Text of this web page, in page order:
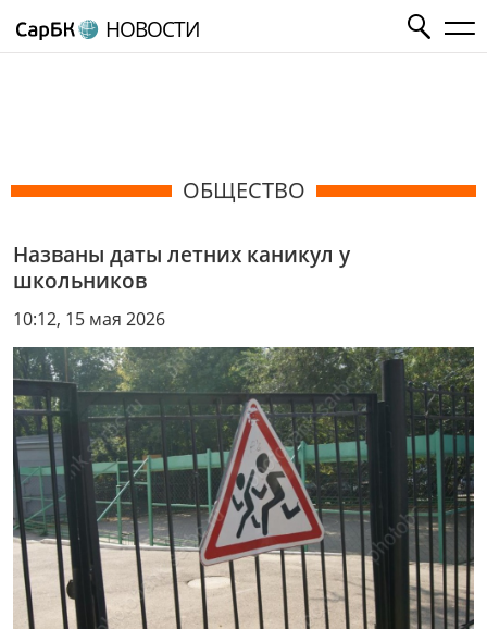
НОВОСТИ
ОБЩЕСТВО
Названы даты летних каникул у
школьников
10:12, 15 мая 2026